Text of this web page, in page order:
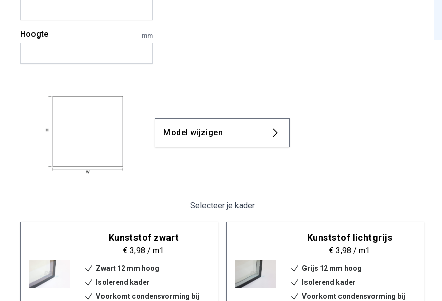
Hoogte mm
Model wijzigen
Selecteer je kader
Kunststof zwart
€ 3,98 / m1
Zwart 12 mm hoog
Isolerend kader
Voorkomt condensvorming bij
Kunststof lichtgrijs
€ 3,98 / m1
Grijs 12 mm hoog
Isolerend kader
Voorkomt condensvorming bij